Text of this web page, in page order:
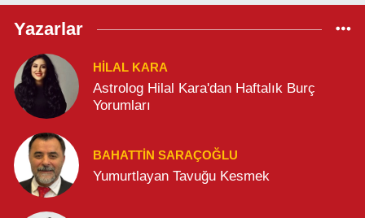
Yazarlar
HILAL KARA
Astrolog Hilal Kara'dan Haftalık Burç
Yorumları
BAHATTIN SARAÇOĞLU
Yumurtlayan Tavuğu Kesmek